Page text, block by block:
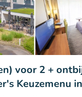
voor 2 +
Keuzemenu